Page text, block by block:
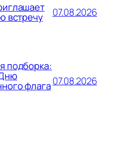
встречу 07.08.2026
подборка:
флага07.08.2026